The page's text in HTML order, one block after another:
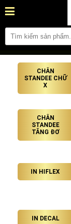
CHÂN
STANDEE CHỮ
X
CHÂN
STANDEE
TĂNG ĐƠ
IN HIFLEX
IN DECAL